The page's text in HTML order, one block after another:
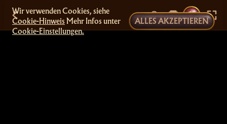
Wir verwenden Cookies, siehe
Cookie-Hinweis Mehr Infos unter
Cookie-Einstellungen.
ALLES AKZEPTIEREN